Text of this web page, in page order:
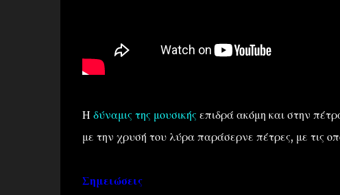
Η δύναμις της μουσικής επιδρά ακόμη και στην
με την χρυσή του λύρα παράσερνε πέτρες, με τις
Σημειώσεις